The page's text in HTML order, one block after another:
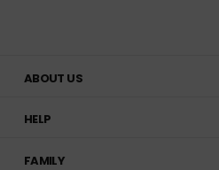
ABOUT US
HELP
FAMILY